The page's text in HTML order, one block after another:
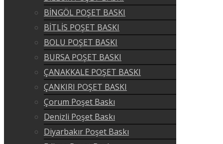
BİNGÖL POŞET BASKI
BİTLİS POŞET BASKI
BOLU POŞET BASKI
BURSA POŞET BASKI
ÇANAKKALE POŞET BASKI
ÇANKIRI POŞET BASKI
Çorum Poşet Baskı
Denizli Poşet Baskı
Diyarbakır Poşet Baskı